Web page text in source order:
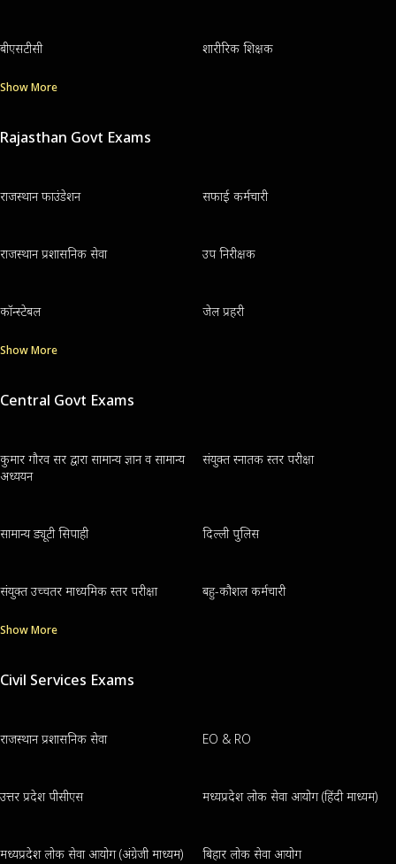
बीएसटीसी शारीरिक शिक्षक
Show More
Rajasthan Govt Exams
राजस्थान फाउंडेशन सफाई कर्मचारी
राजस्थान प्रशासनिक सेवा उप निरीक्षक
कॉन्स्टेबल जेल प्रहरी
Show More
Central Govt Exams
कुमार गौरव सर द्वारा सामान्य ज्ञान व सामान्य
अध्ययन
संयुक्त स्नातक स्तर परीक्षा
सामान्य ड्यूटी सिपाही दिल्ली पुलिस
संयुक्त उच्चतर माध्यमिक स्तर परीक्षा बहु-कौशल कर्मचारी
Show More
Civil Services Exams
राजस्थान प्रशासनिक सेवा EO & RO
उत्तर प्रदेश पीसीएस मध्यप्रदेश लोक सेवा आयोग (हिंदी माध्यम)
मध्यप्रदेश लोक सेवा आयोग (अंग्रेजी माध्यम) बिहार लोक सेवा आयोग